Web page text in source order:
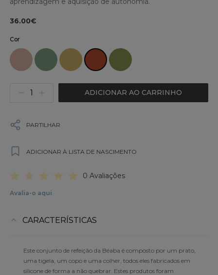
36.00€
Cor
ADICIONAR AO CARRINHO
PARTILHAR
ADICIONAR À LISTA DE NASCIMENTO
0 Avaliações
Avalia-o aqui
CARACTERÍSTICAS
Este conjunto de refeição da Béaba é composto por um prato,
uma tigela, um copo e uma colher, todos eles fabricados em
silicone de forma a não quebrar. Estes produtos foram